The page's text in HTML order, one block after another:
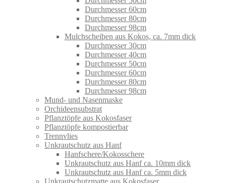
Durchmesser 60cm
Durchmesser 80cm
Durchmesser 98cm
Mulchscheiben aus Kokos, ca. 7mm dick
Durchmesser 30cm
Durchmesser 40cm
Durchmesser 50cm
Durchmesser 60cm
Durchmesser 80cm
Durchmesser 98cm
Mund- und Nasenmaske
Orchideensubstrat
Pflanztöpfe aus Kokosfaser
Pflanztöpfe kompostierbar
Trennvlies
Unkrautschutz aus Hanf
Hanfschere/Kokosschere
Unkrautschutz aus Hanf ca. 10mm dick
Unkrautschutz aus Hanf ca. 5mm dick